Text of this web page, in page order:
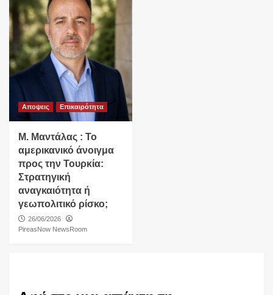
Αποψεις Επικαιρότητα
Μ. Μαντάλας : Το
αμερικανικό άνοιγμα
προς την Τουρκία:
Στρατηγική
αναγκαιότητα ή
γεωπολιτικό ρίσκο;
26/06/2026
PireasNow NewsRoom